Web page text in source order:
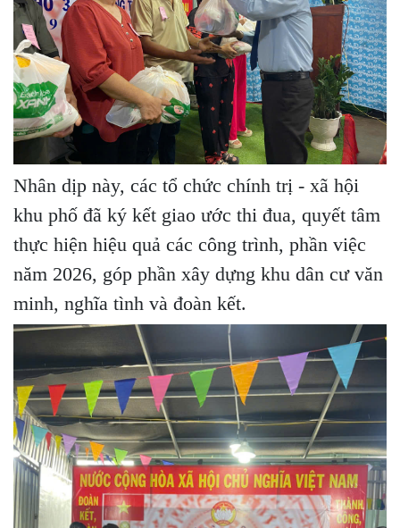
Nhân dịp này, các tổ chức chính trị - xã hội
khu phố đã ký kết giao ước thi đua, quyết tâm
thực hiện hiệu quả các công trình, phần việc
năm 2026, góp phần xây dựng khu dân cư văn
minh, nghĩa tình và đoàn kết.